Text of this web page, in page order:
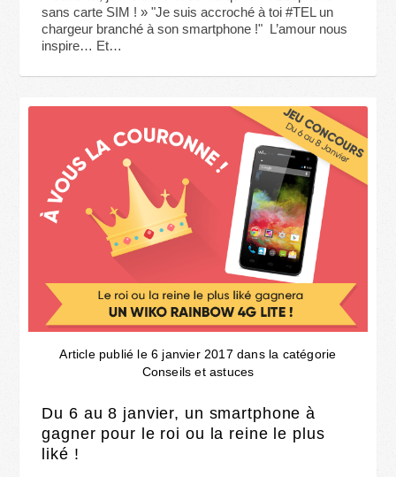
sans carte SIM ! » "Je suis accroché à toi #TEL un
chargeur branché à son smartphone !" L’amour nous
inspire… Et…
Article publié le 6 janvier 2017 dans la catégorie
Conseils et astuces
Du 6 au 8 janvier, un smartphone à
gagner pour le roi ou la reine le plus
liké !